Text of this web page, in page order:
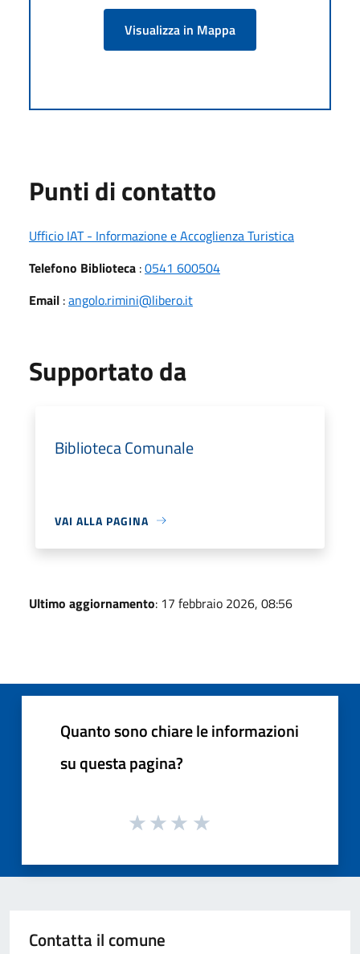
Visualizza in Mappa
Punti di contatto
Ufficio IAT - Informazione e Accoglienza Turistica
Telefono Biblioteca :0541 600504
Email :angolo.rimini@libero.it
Supportato da
Biblioteca Comunale
VAI ALLA PAGINA
Ultimo aggiornamento: 17 febbraio 2026, 08:56
Quanto sono chiare le informazioni
su questa pagina?
Contatta il comune